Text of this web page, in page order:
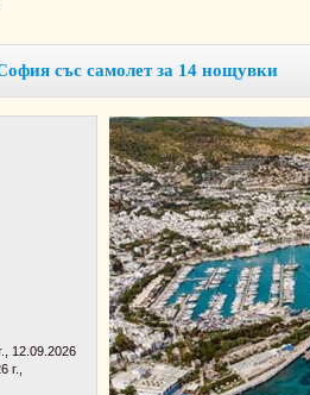
със самолет за 14 нощувки
12.09.2026
г.,